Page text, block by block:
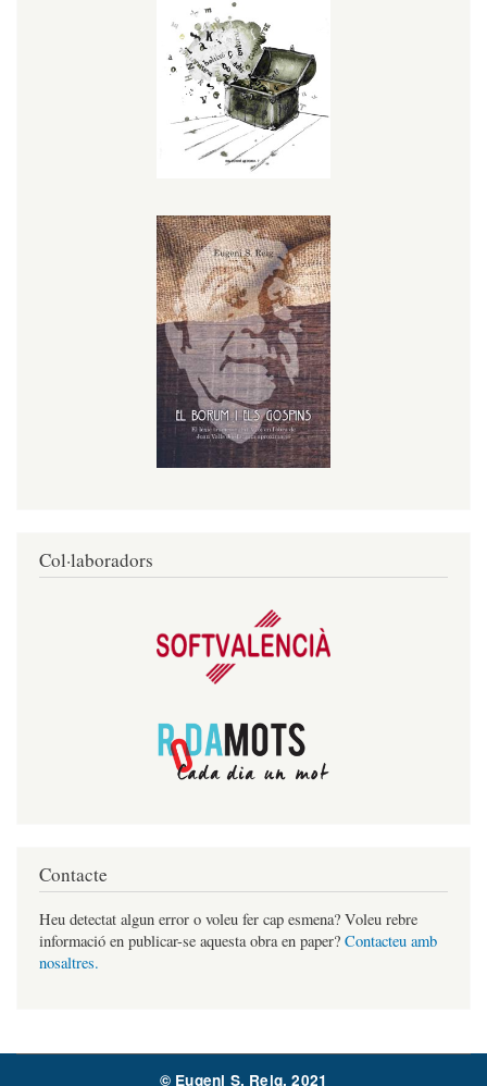
Col·laboradors
Contacte
Heu detectat algun error o voleu fer cap esmena? Voleu rebre
informació en publicar-se aquesta obra en paper? Contacteu amb
nosaltres.
© Eugeni S. Reig, 2021